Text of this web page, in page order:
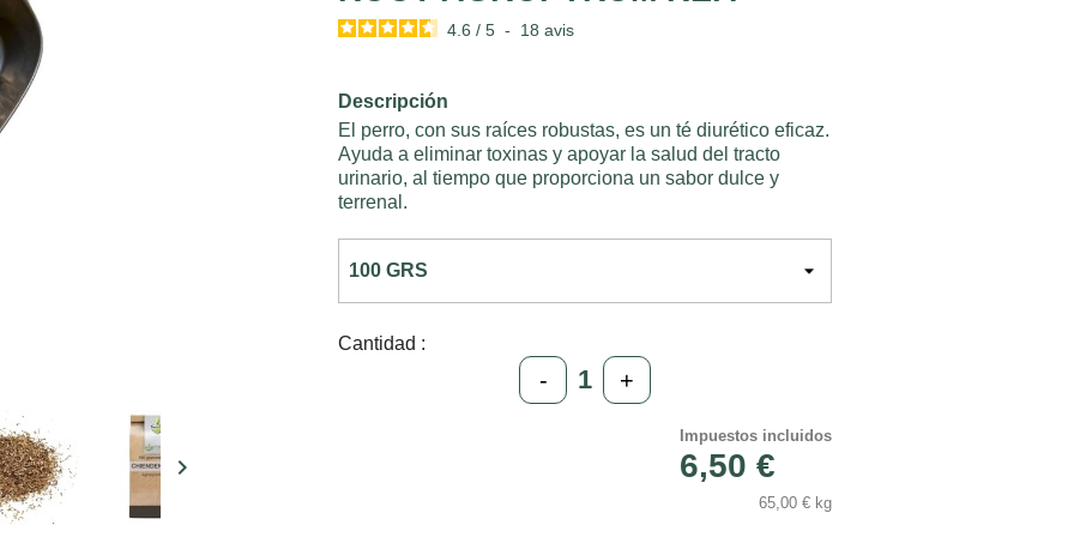

4.6 / 5 - 18avis
Descripción
El perro, con sus raíces robustas, es un té diurético eficaz.
Ayuda a eliminar toxinas y apoyar la salud del tracto
urinario, al tiempo que proporciona un sabor dulce y
terrenal.
Cantidad :
- +
Impuestos incluidos
6,50 €
65,00 € kg